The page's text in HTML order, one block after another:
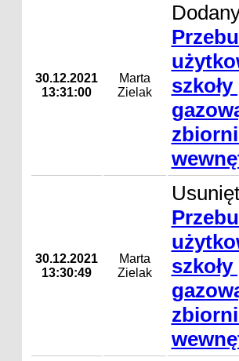
30.12.2021
13:31:00
Marta
Zielak
30.12.2021
13:30:49
Marta
Zielak